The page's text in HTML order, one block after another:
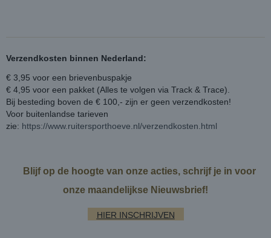
Verzendkosten binnen Nederland:
€ 3,95 voor een brievenbuspakje
€ 4,95 voor een pakket (Alles te volgen via Track & Trace).
Bij besteding boven de € 100,- zijn er geen verzendkosten!
Voor buitenlandse tarieven
zie: https://www.ruitersporthoeve.nl/verzendkosten.html
Blijf op de hoogte van onze acties, schrijf je in voor
onze maandelijkse Nieuwsbrief!
HIER INSCHRIJVEN